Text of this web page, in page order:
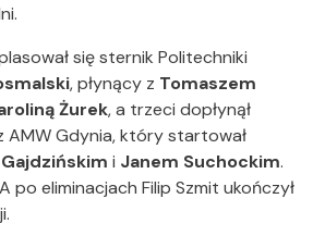
się sternik Politechniki
, płynący z Tomaszem
Żurek, a trzeci dopłynął
AMW Gdynia, który startował
i Janem Suchockim.
po eliminacjach Filip Szmit ukończył